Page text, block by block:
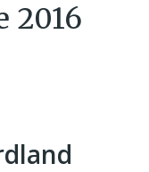
2016